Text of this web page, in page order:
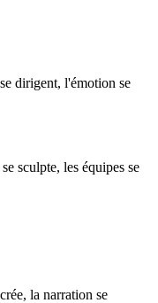
dirigent, l'émotion se
sculpte, les équipes se
la narration se